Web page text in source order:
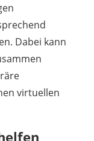
Dabei kann
virtuellen